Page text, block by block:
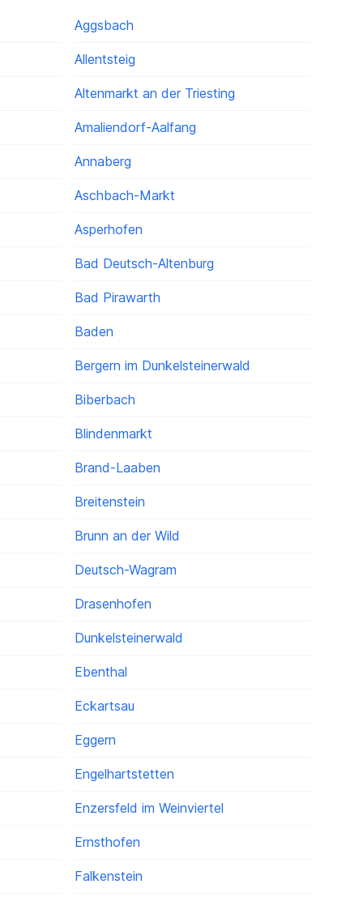
Aggsbach
Allentsteig
Altenmarkt an der Triesting
Amaliendorf-Aalfang
Annaberg
Aschbach-Markt
Asperhofen
Bad Deutsch-Altenburg
Bad Pirawarth
Baden
Bergern im Dunkelsteinerwald
Biberbach
Blindenmarkt
Brand-Laaben
Breitenstein
Brunn an der Wild
Deutsch-Wagram
Drasenhofen
Dunkelsteinerwald
Ebenthal
Eckartsau
Eggern
Engelhartstetten
Enzersfeld im Weinviertel
Ernsthofen
Falkenstein